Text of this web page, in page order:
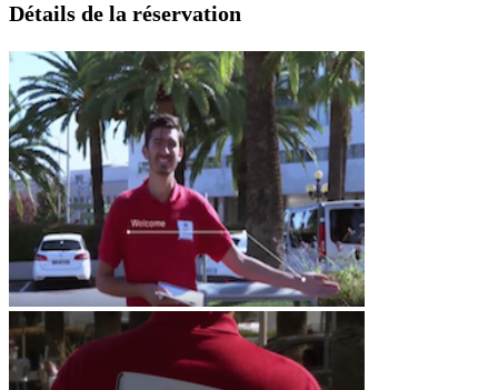
Détails de la réservation